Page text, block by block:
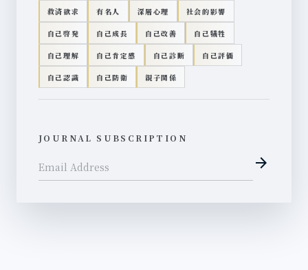
救済欲求 有名人 深層心理 社会的影響
自己啓発 自己成長 自己改善 自己犠牲
自己理解 自己肯定感 自己診断 自己評価
自己認識 自己防衛 親子関係
JOURNAL SUBSCRIPTION
arrow_forward